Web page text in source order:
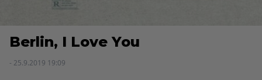
Berlin, I Love You
- 25.9.2019 19:09